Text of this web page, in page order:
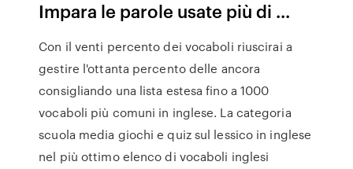
Impara le parole usate più di ...
Con il venti percento dei vocaboli riuscirai a
gestire l'ottanta percento delle ancora
consigliando una lista estesa fino a 1000
vocaboli più comuni in inglese. La categoria
scuola media giochi e quiz sul lessico in inglese
nel più ottimo elenco di vocaboli inglesi